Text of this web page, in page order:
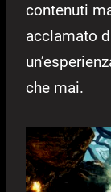
contenuti
acclamato
che mai.